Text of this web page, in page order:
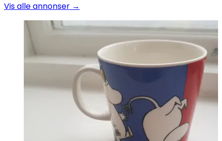
Vis alle annonser →